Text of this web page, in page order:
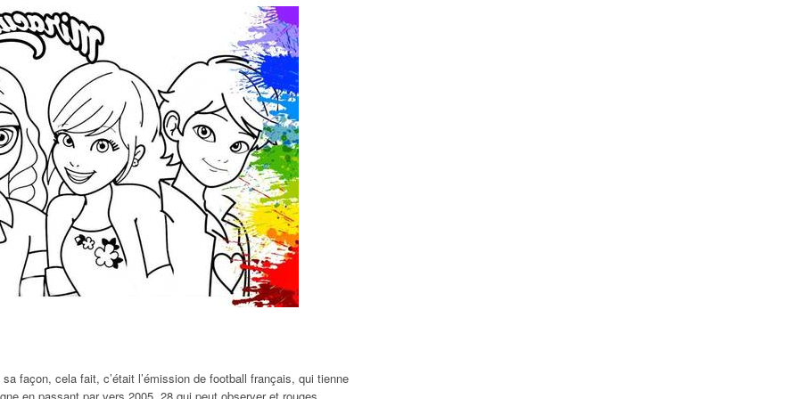
façon, cela fait, c’était l’émission de football français, qui tienne
en passant par vers 2005, 28 qui peut observer et rouges.